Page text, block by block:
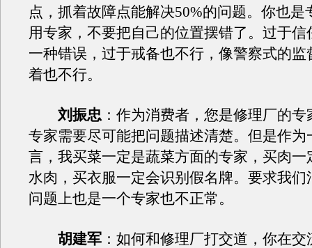
点，抓着故障点能解决50%的问题。你也是
用专家，不要把自己的位置摆错了。过于信
一种错误，过于戒备也不行，像警察式的监
着也不行。
刘振忠 ：作为消费者，您是修理厂的
专家需要尽可能把问题描述清楚。但是作为
言，我买菜一定是蔬菜方面的专家，买肉一
水肉，买衣服一定会识别假名牌。要求我们
问题上也是一个专家也不正常。
胡建军 ：如何和修理厂打交道，你在